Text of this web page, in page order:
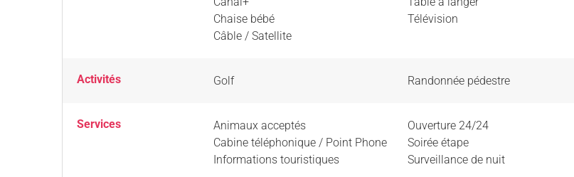
Chaise bébé
Câble / Satellite
Télévision
Activités Golf Randonnée pédestre
Services
Animaux acceptés
Cabine téléphonique / Point Phone
Informations touristiques
Ouverture 24/24
Soirée étape
Surveillance de nuit